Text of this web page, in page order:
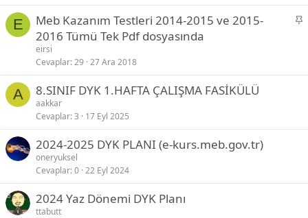
i
t
E
S
t
Meb Kazanım Testleri 2014-2015 ve 2015-
2016 Tümü Tek Pdf dosyasında
eirsi
Cevaplar 29 27 Ara 2018
A 8.SINIF DYK 1.HAFTA ÇALIŞMA FASİKÜLÜ
aakkar
Cevaplar 3 17 Eyl 2025
2024-2025 DYK PLANI (e-kurs.meb.gov.tr)
oneryuksel
Cevaplar 0 22 Eyl 2024
2024 Yaz Dönemi DYK Planı
ttabutt